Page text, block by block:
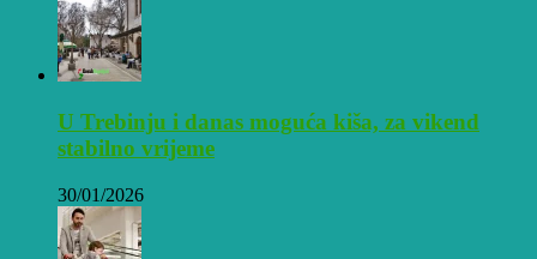
U Trebinju i danas moguća kiša, za vikend
stabilno vrijeme
30/01/2026